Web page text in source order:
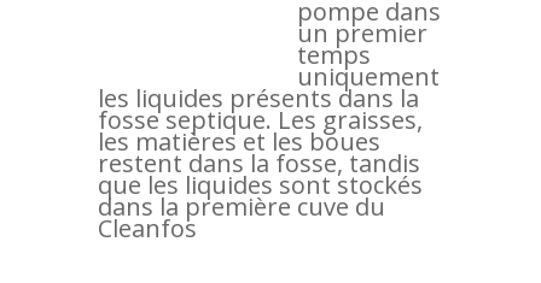
pompe dans
un premier
temps
uniquement
les liquides présents dans la
fosse septique. Les graisses,
les matières et les boues
restent dans la fosse, tandis
que les liquides sont stockés
dans la première cuve du
Cleanfos